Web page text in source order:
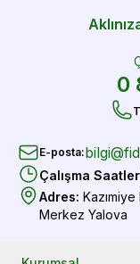
0
E-posta:
Çalışma
Adres:
Merkez Yalova